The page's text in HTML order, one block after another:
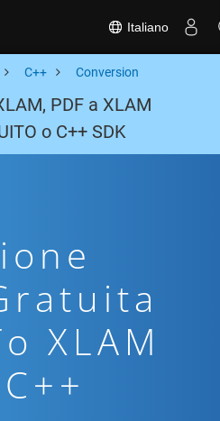
Italiano
C++ Conversion
PDF a XLAM
o C++ SDK
XLAM